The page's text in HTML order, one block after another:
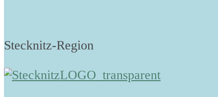
Stecknitz-Region